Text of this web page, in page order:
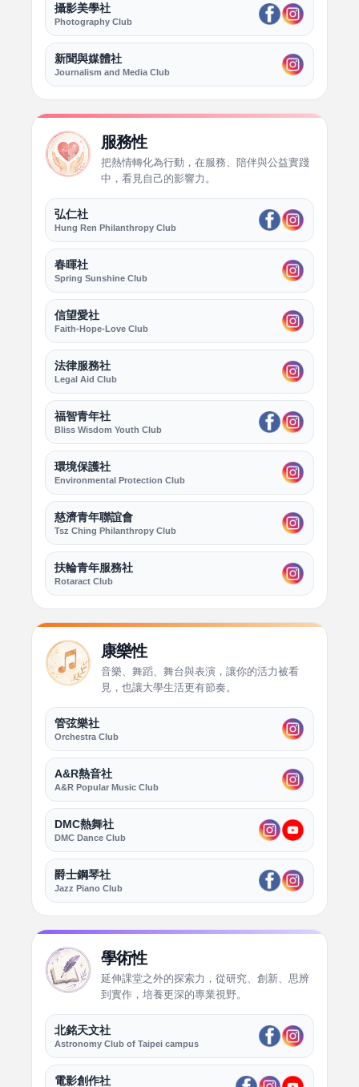
攝影美學社
Photography Club
新聞與媒體社
Journalism and Media Club
服務性
把熱情轉化為行動，在服務、陪伴與公益實踐
中，看見自己的影響力。
弘仁社
Hung Ren Philanthropy Club
春暉社
Spring Sunshine Club
信望愛社
Faith-Hope-Love Club
法律服務社
Legal Aid Club
福智青年社
Bliss Wisdom Youth Club
環境保護社
Environmental Protection Club
慈濟青年聯誼會
Tsz Ching Philanthropy Club
扶輪青年服務社
Rotaract Club
康樂性
音樂、舞蹈、舞台與表演，讓你的活力被看
見，也讓大學生活更有節奏。
管弦樂社
Orchestra Club
A&R熱音社
A&R Popular Music Club
DMC熱舞社
DMC Dance Club
爵士鋼琴社
Jazz Piano Club
學術性
延伸課堂之外的探索力，從研究、創新、思辨
到實作，培養更深的專業視野。
北銘天文社
Astronomy Club of Taipei campus
電影創作社